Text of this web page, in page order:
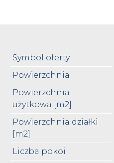
Symbol oferty
Powierzchnia
Powierzchnia
użytkowa [m2]
Powierzchnia działki
[m2]
Liczba pokoi